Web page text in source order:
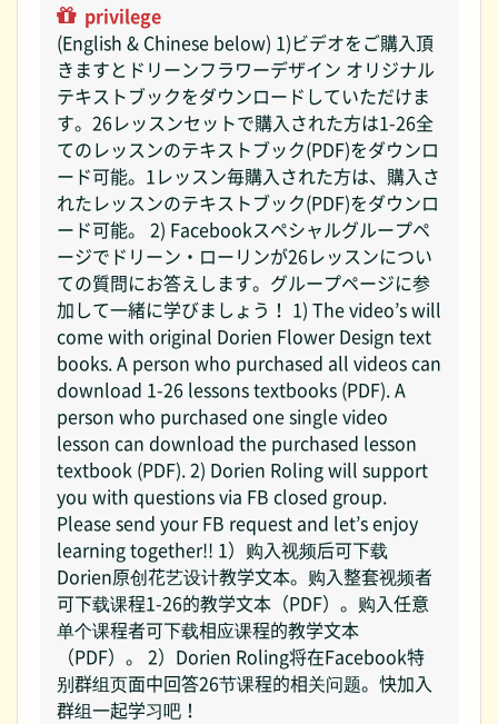
privilege
(English & Chinese below) 1)ビデオをご購入頂
きますとドリーンフラワーデザイン オリジナル
テキストブックをダウンロードしていただけま
す。26レッスンセットで購入された方は1-26全
てのレッスンのテキストブック(PDF)をダウンロ
ード可能。1レッスン毎購入された方は、購入さ
れたレッスンのテキストブック(PDF)をダウンロ
ード可能。 2) Facebookスペシャルグループペ
ージでドリーン・ローリンが26レッスンについ
ての質問にお答えします。グループページに参
加して一緒に学びましょう！ 1) The video’s will
come with original Dorien Flower Design text
books. A person who purchased all videos can
download 1-26 lessons textbooks (PDF). A
person who purchased one single video
lesson can download the purchased lesson
textbook (PDF). 2) Dorien Roling will support
you with questions via FB closed group.
Please send your FB request and let’s enjoy
learning together!! 1）购入视频后可下载
Dorien原创花艺设计教学文本。购入整套视频者
可下载课程1-26的教学文本（PDF）。购入任意
单个课程者可下载相应课程的教学文本
（PDF）。 2）Dorien Roling将在Facebook特
别群组页面中回答26节课程的相关问题。快加入
群组一起学习吧！